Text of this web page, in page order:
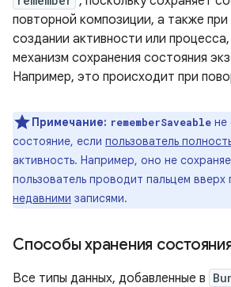
повторной композиции, а также
создании активности или процесса,
механизм сохранения состояния
Например, это происходит при
Примечание: rememberSaveable не
состояние, если пользователь
активность. Например, оно не
пользователь проводит пальцем вверх
недавними записями.
Способы хранения
Все типы данных, добавленные в